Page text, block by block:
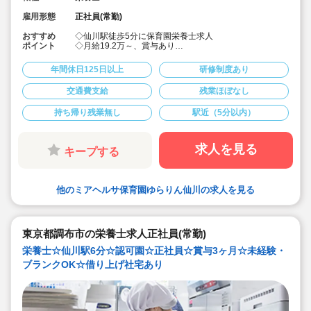
雇用形態
正社員(常勤)
おすすめ
ポイント
◇仙川駅徒歩5分に保育園栄養士求人
◇月給19.2万～、賞与あり
お休み取りながら勤務できる環境です♪
◇残業も1分単位で支給あり、労務管理しっかりした保育
園です♪
年間休日125日以上 研修制度あり
交通費支給 残業ほぼなし
持ち帰り残業無し 駅近（5分以内）
キープする 求人を見る
他のミアヘルサ保育園ゆらりん仙川の求人を見る
東京都調布市の栄養士求人正社員(常勤)
栄養士☆仙川駅6分☆認可園☆正社員☆賞与3ヶ月☆未経験・
ブランクOK☆借り上げ社宅あり